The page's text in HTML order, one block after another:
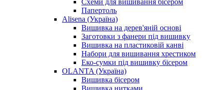
Папертоль
Alisena (Україна)
Вишивка на дерев'яній основі
Заготовки з фанери під вишивку
Вишивка на пластиковій канві
Набори для вишивання хрестиком
Еко-сумки під вишивку бісером
OLANTA (Україна)
Вишивка бісером
Вишивка нитками